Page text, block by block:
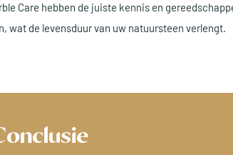
Care hebben de juiste kennis en
wat de levensduur van uw natuursteen verlengt.